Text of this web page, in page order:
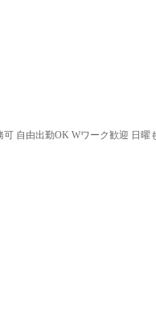
自由出勤OK Wワーク歓迎 日曜